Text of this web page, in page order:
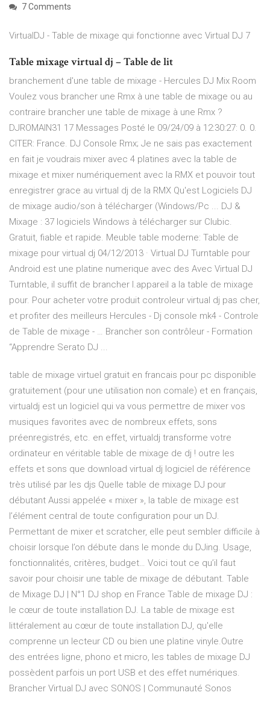
7 Comments
VirtualDJ - Table de mixage qui fonctionne avec Virtual DJ 7
Table mixage virtual dj – Table de lit
branchement d'une table de mixage - Hercules DJ Mix Room
Voulez vous brancher une Rmx à une table de mixage ou au
contraire brancher une table de mixage à une Rmx ?
DJROMAIN31 17 Messages Posté le 09/24/09 à 12:30:27: 0. 0.
CITER: France. DJ Console Rmx; Je ne sais pas exactement
en fait je voudrais mixer avec 4 platines avec la table de
mixage et mixer numériquement avec la RMX et pouvoir tout
enregistrer grace au virtual dj de la RMX Qu'est Logiciels DJ
de mixage audio/son à télécharger (Windows/Pc ... DJ &
Mixage : 37 logiciels Windows à télécharger sur Clubic.
Gratuit, fiable et rapide. Meuble table moderne: Table de
mixage pour virtual dj 04/12/2013 · Virtual DJ Turntable pour
Android est une platine numerique avec des Avec Virtual DJ
Turntable, il suffit de brancher l.appareil a la table de mixage
pour. Pour acheter votre produit controleur virtual dj pas cher,
et profiter des meilleurs Hercules - Dj console mk4 - Controle
de Table de mixage - … Brancher son contrôleur - Formation
“Apprendre Serato DJ ...
table de mixage virtuel gratuit en francais pour pc disponible
gratuitement (pour une utilisation non comale) et en français,
virtualdj est un logiciel qui va vous permettre de mixer vos
musiques favorites avec de nombreux effets, sons
préenregistrés, etc. en effet, virtualdj transforme votre
ordinateur en véritable table de mixage de dj ! outre les
effets et sons que download virtual dj logiciel de référence
très utilisé par les djs Quelle table de mixage DJ pour
débutant Aussi appelée « mixer », la table de mixage est
l’élément central de toute configuration pour un DJ.
Permettant de mixer et scratcher, elle peut sembler difficile à
choisir lorsque l’on débute dans le monde du DJing. Usage,
fonctionnalités, critères, budget… Voici tout ce qu’il faut
savoir pour choisir une table de mixage de débutant. Table
de Mixage DJ | N°1 DJ shop en France Table de mixage DJ :
le cœur de toute installation DJ. La table de mixage est
littéralement au cœur de toute installation DJ, qu'elle
comprenne un lecteur CD ou bien une platine vinyle.Outre
des entrées ligne, phono et micro, les tables de mixage DJ
possèdent parfois un port USB et des effet numériques.
Brancher Virtual DJ avec SONOS | Communauté Sonos